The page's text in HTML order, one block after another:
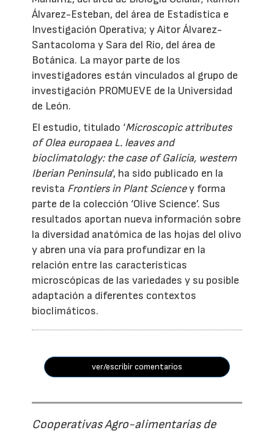
Álvarez-Esteban, del área de Estadística e
Investigación Operativa; y Aitor Álvarez-
Santacoloma y Sara del Río, del área de
Botánica. La mayor parte de los
investigadores están vinculados al grupo de
investigación PROMUEVE de la Universidad
de León.
El estudio, titulado ‘Microscopic attributes
of Olea europaea L. leaves and
bioclimatology: the case of Galicia, western
Iberian Peninsula’, ha sido publicado en la
revista Frontiers in Plant Sciencey forma
parte de la colección ‘Olive Science’. Sus
resultados aportan nueva información sobre
la diversidad anatómica de las hojas del olivo
y abren una vía para profundizar en la
relación entre las características
microscópicas de las variedades y su posible
adaptación a diferentes contextos
bioclimáticos.
ver/escribir comentarios
Cooperativas Agro-alimentarias de